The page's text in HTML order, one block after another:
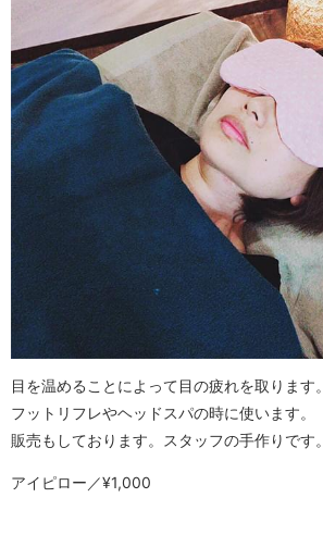
目を温めることによって目の疲れを取ります。
フットリフレやヘッドスパの時に使います。
販売もしております。スタッフの手作りです。
アイピロー／¥1,000